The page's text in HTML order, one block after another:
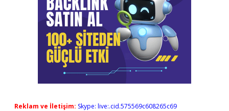
Reklam ve İletişim: Skype: live:.cid.575569c608265c69